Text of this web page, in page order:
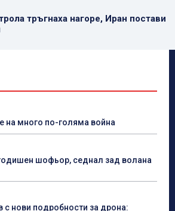
тръгнаха нагоре, Иран постави
на много по-голяма война
шофьор, седнал зад волана
с нови подробности за дрона: